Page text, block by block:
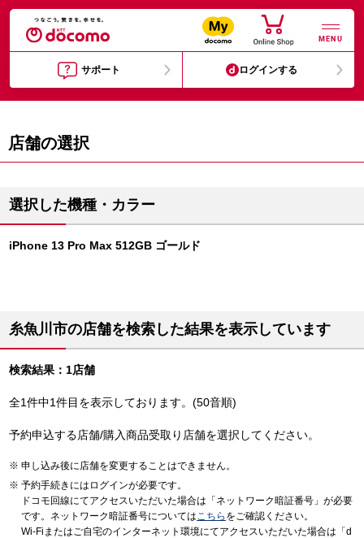
MENU
サポート ログインする
店舗の選択
選択した機種・カラー
iPhone 13 Pro Max 512GB ゴールド
糸魚川市の店舗を検索した結果を表示しています
検索結果：1店舗
全1件中1件目を表示しております。(50音順)
予約申込する店舗/購入商品受取り店舗を選択してください。
申し込み後に店舗を変更することはできません。
予約手続きにはログインが必要です。
ドコモ回線にてアクセスいただいた場合は「ネットワーク暗証番号」が必要
です。ネットワーク暗証番号についてはこちら をご確認ください。
Wi-Fiまたはご自宅のインターネット環境にてアクセスいただいた場合は「d